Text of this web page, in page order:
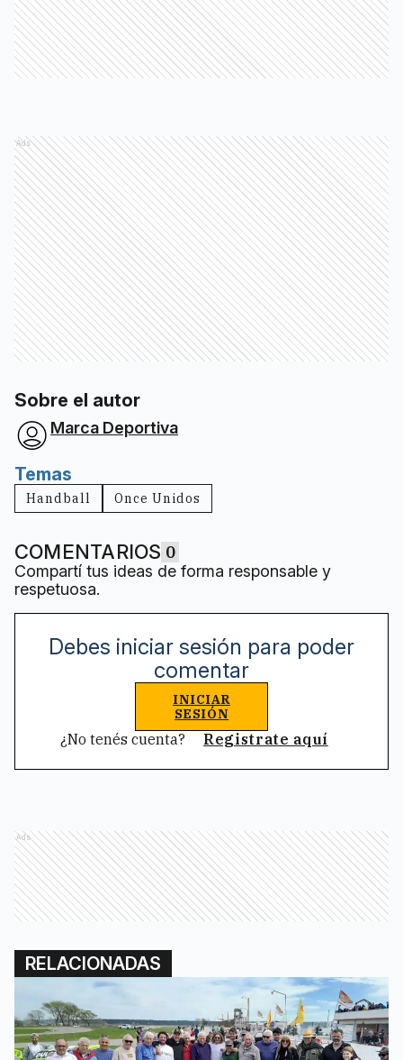
Ads
Sobre el autor
Marca Deportiva
Temas
Handball Once Unidos
COMENTARIOS 0
Compartí tus ideas de forma responsable y
respetuosa.
Debes iniciar sesión para poder
comentar
INICIAR
SESIÓN
¿No tenés cuenta? Registrate aquí
Ads
RELACIONADAS